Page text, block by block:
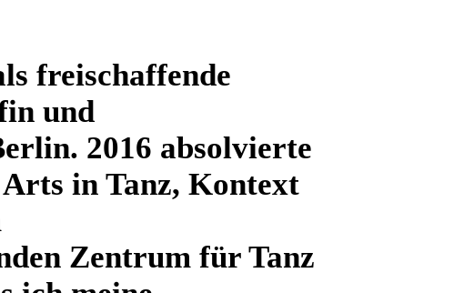
freischaffende
und
2016 absolvierte
in Tanz, Kontext
Zentrum für Tanz